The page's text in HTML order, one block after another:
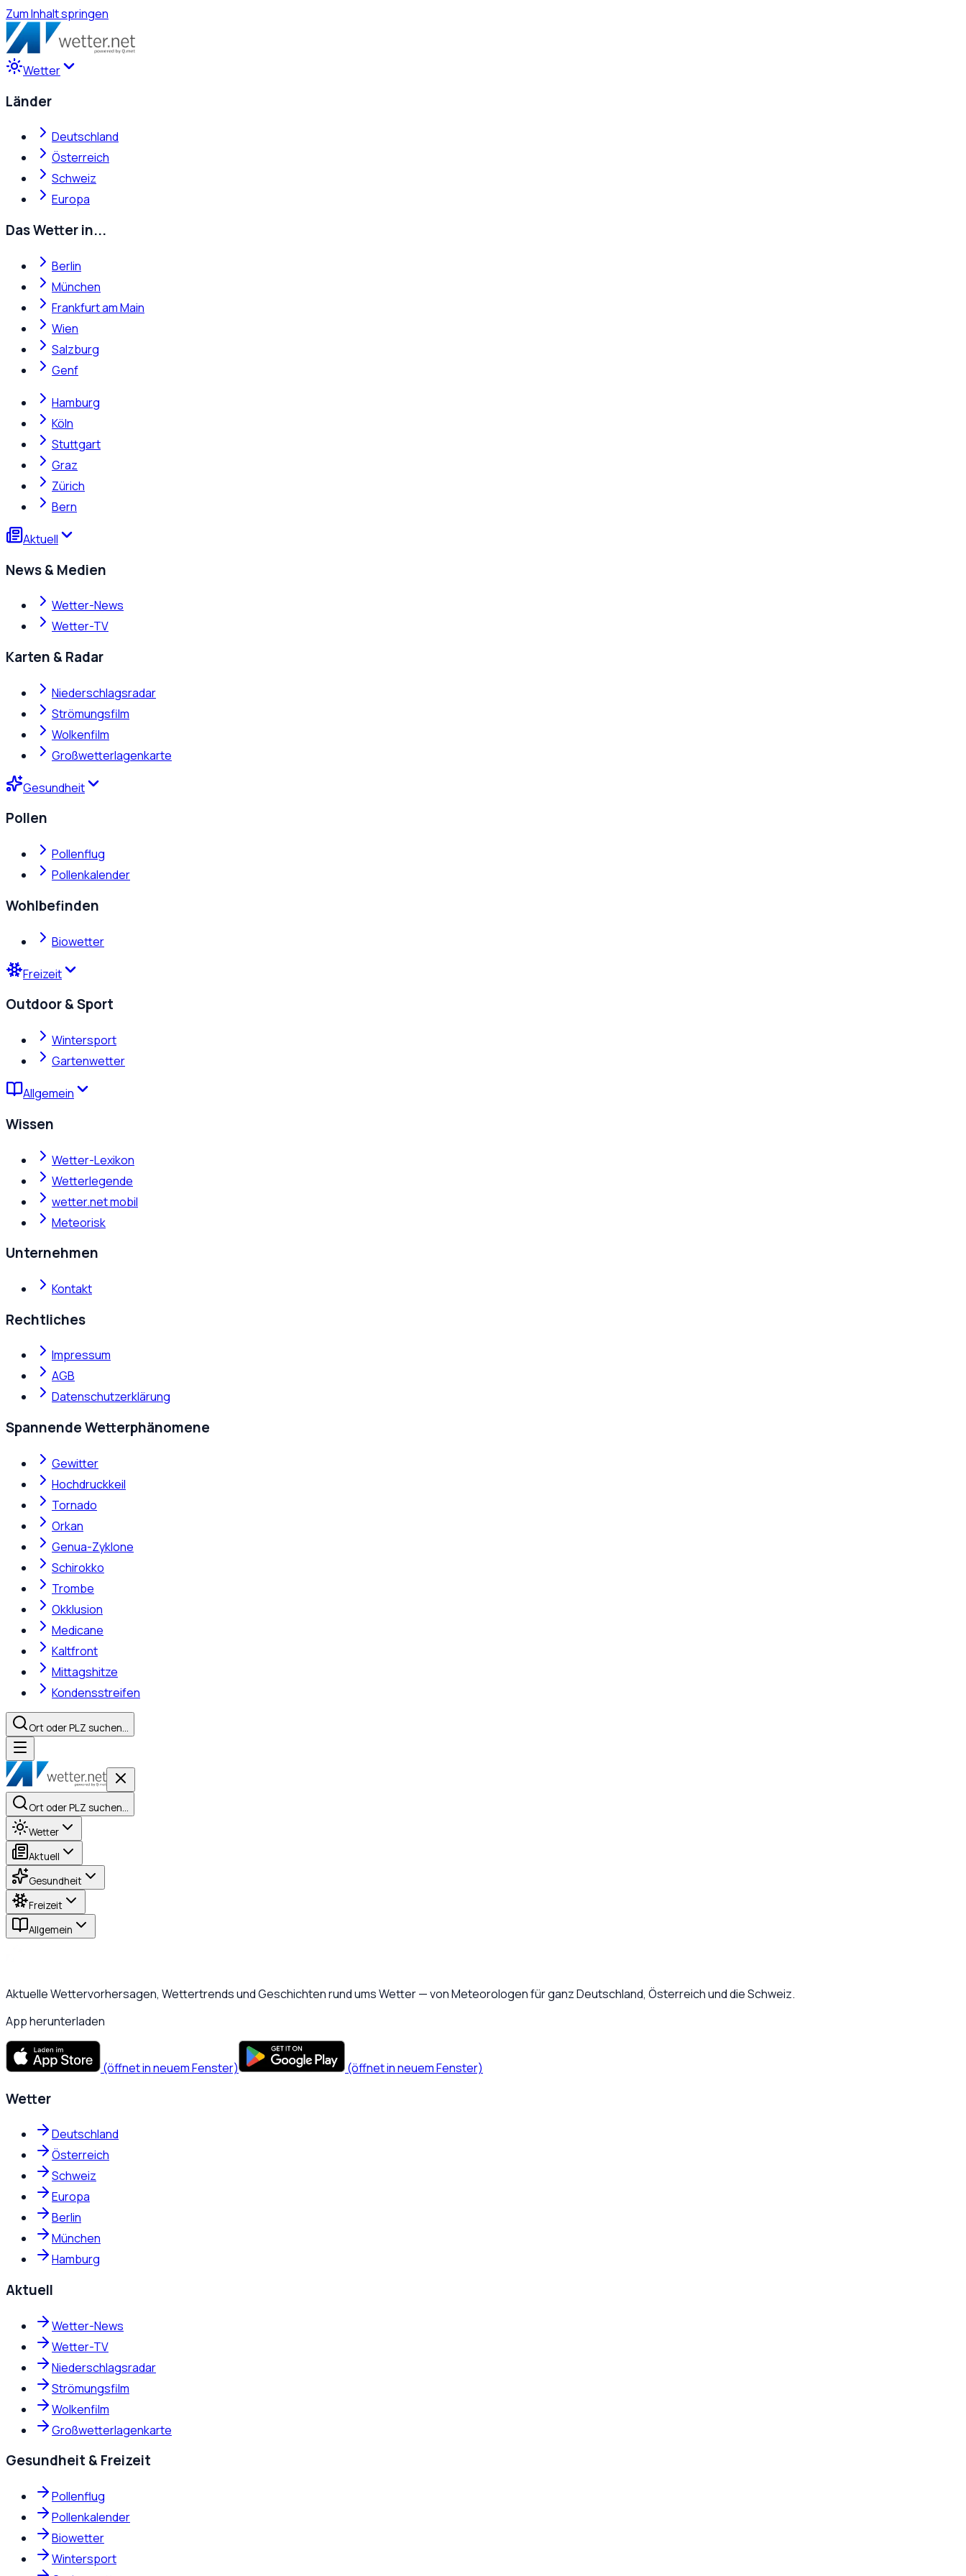
Zum Inhalt springen
Wetter
Länder
Deutschland
Österreich
Schweiz
Europa
Das Wetter in...
Berlin
München
Frankfurt am Main
Wien
Salzburg
Genf
Hamburg
Köln
Stuttgart
Graz
Zürich
Bern
Aktuell
News & Medien
Wetter-News
Wetter-TV
Karten & Radar
Niederschlagsradar
Strömungsfilm
Wolkenfilm
Großwetterlagenkarte
Gesundheit
Pollen
Pollenflug
Pollenkalender
Wohlbefinden
Biowetter
Freizeit
Outdoor & Sport
Wintersport
Gartenwetter
Allgemein
Wissen
Wetter-Lexikon
Wetterlegende
wetter.net mobil
Meteorisk
Unternehmen
Kontakt
Rechtliches
Impressum
AGB
Datenschutzerklärung
Spannende Wetterphänomene
Gewitter
Hochdruckkeil
Tornado
Orkan
Genua-Zyklone
Schirokko
Trombe
Okklusion
Medicane
Kaltfront
Mittagshitze
Kondensstreifen
Ort oder PLZ suchen…
Ort oder PLZ suchen…
Wetter
Aktuell
Gesundheit
Freizeit
Allgemein
Aktuelle Wettervorhersagen, Wettertrends und Geschichten rund ums Wetter — von Meteorologen für ganz Deutschland, Österreich und die Schweiz.
App herunterladen
(öffnet in neuem Fenster) (öffnet in neuem Fenster)
Wetter
Deutschland
Österreich
Schweiz
Europa
Berlin
München
Hamburg
Aktuell
Wetter-News
Wetter-TV
Niederschlagsradar
Strömungsfilm
Wolkenfilm
Großwetterlagenkarte
Gesundheit & Freizeit
Pollenflug
Pollenkalender
Biowetter
Wintersport